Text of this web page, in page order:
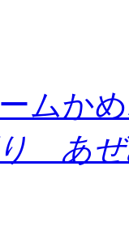
ムか
あぜ